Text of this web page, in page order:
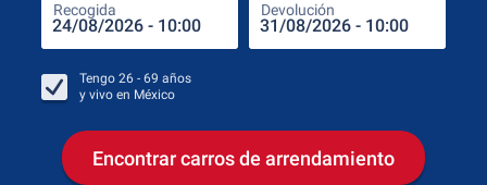
Recogida Devolución
Tengo 26 - 69 años
y vivo en México
Encontrar carros de arrendamiento